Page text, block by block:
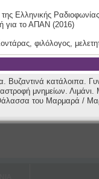
της Ελληνικής
για το ΑΠΑΝ (2016)
φιλόλογος,
Βυζαντινά κατάλοιπα.
μνημείων. Λιμάνι.
του Μαρμαρά /